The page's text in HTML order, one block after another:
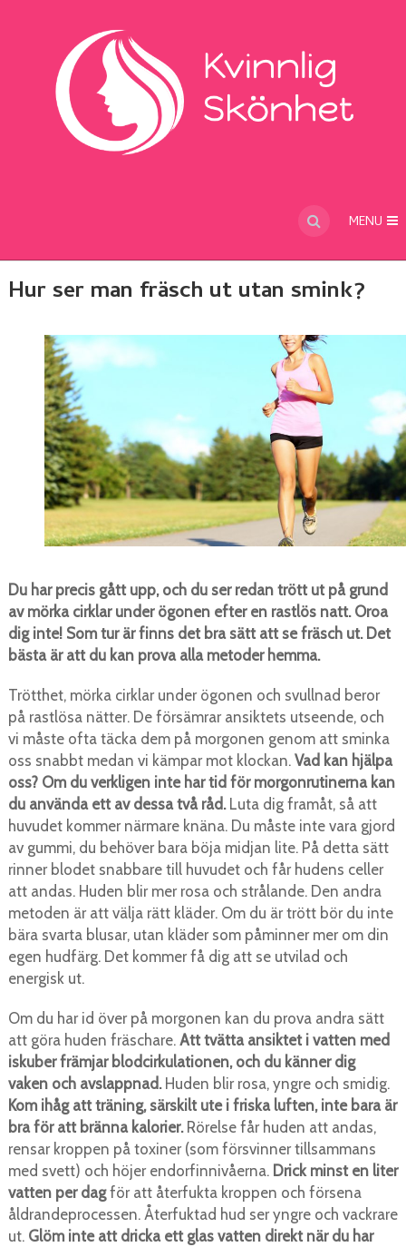
MENU
Hur ser man fräsch ut utan smink?
Du har precis gått upp, och du ser redan trött ut på grund
av mörka cirklar under ögonen efter en rastlös natt. Oroa
dig inte! Som tur är finns det bra sätt att se fräsch ut. Det
bästa är att du kan prova alla metoder hemma.
Trötthet, mörka cirklar under ögonen och svullnad beror
på rastlösa nätter. De försämrar ansiktets utseende, och
vi måste ofta täcka dem på morgonen genom att sminka
oss snabbt medan vi kämpar mot klockan. Vad kan hjälpa
oss? Om du verkligen inte har tid för morgonrutinerna kan
du använda ett av dessa två råd.Luta dig framåt, så att
huvudet kommer närmare knäna. Du måste inte vara gjord
av gummi, du behöver bara böja midjan lite. På detta sätt
rinner blodet snabbare till huvudet och får hudens celler
att andas. Huden blir mer rosa och strålande. Den andra
metoden är att välja rätt kläder. Om du är trött bör du inte
bära svarta blusar, utan kläder som påminner mer om din
egen hudfärg. Det kommer få dig att se utvilad och
energisk ut.
Om du har id över på morgonen kan du prova andra sätt
att göra huden fräschare. Att tvätta ansiktet i vatten med
iskuber främjar blodcirkulationen, och du känner dig
vaken och avslappnad.Huden blir rosa, yngre och smidig.
Kom ihåg att träning, särskilt ute i friska luften, inte bara är
bra för att bränna kalorier.Rörelse får huden att andas,
rensar kroppen på toxiner (som försvinner tillsammans
med svett) och höjer endorfinnivåerna.Drick minst en liter
vatten per dagför att återfukta kroppen och försena
åldrandeprocessen. Återfuktad hud ser yngre och vackrare
ut. Glöm inte att dricka ett glas vatten direkt när du har